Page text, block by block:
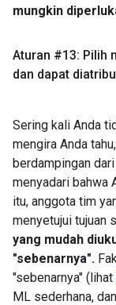
mungkin
Aturan #13: Pilih
dan dapat
Sering kali Anda
mengira Anda
berdampingan
menyadari bahwa
itu, anggota tim
menyetujui tujuan
yang mudah
"sebenarnya".
"sebenarnya" (lihat
ML sederhana,